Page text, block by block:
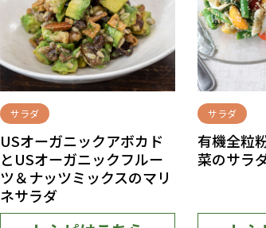
サラダ
USオーガニックアボカド
とUSオーガニックフルー
ツ＆ナッツミックスのマリ
ネサラダ
サラダ
有機全粒
菜のサラ